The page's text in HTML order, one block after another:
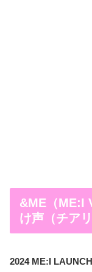
&ME（ME:I
け声（チア
2024 ME:I